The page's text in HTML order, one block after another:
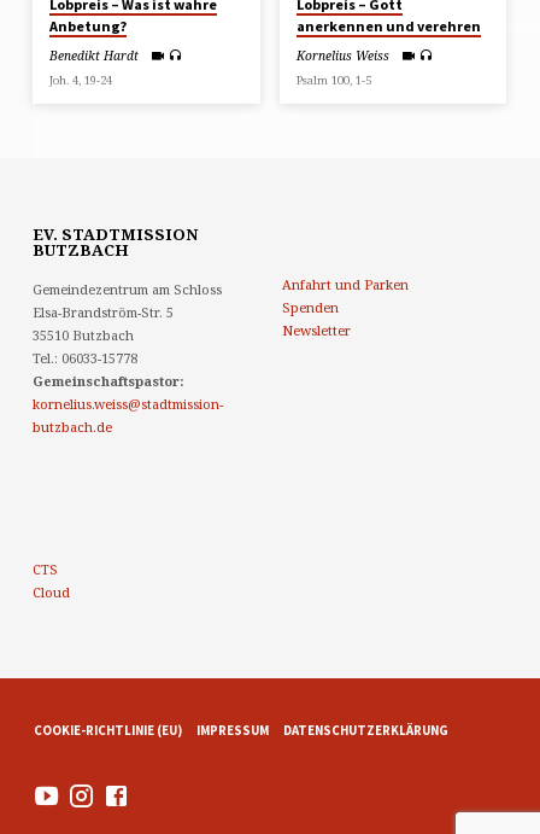
Lobpreis – Was ist wahre
Anbetung?
Benedikt Hardt
Joh. 4, 19-24
Lobpreis – Gott
anerkennen und verehren
Kornelius Weiss
Psalm 100, 1-5
EV. STADTMISSION
BUTZBACH
Gemeindezentrum am Schloss
Elsa-Brandström-Str. 5
35510 Butzbach
Tel.: 06033-15778
Gemeinschaftspastor:
kornelius.weiss@stadtmission-
butzbach.de
Anfahrt und Parken
Spenden
Newsletter
CTS
Cloud
COOKIE-RICHTLINIE (EU) IMPRESSUM DATENSCHUTZERKLÄRUNG